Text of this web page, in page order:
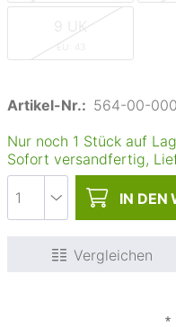
9 UK
EU: 43
Artikel-Nr.: 564-00-
Nur noch 1 Stück auf
Sofort versandfertig,
IN DEN
Vergleichen
∗